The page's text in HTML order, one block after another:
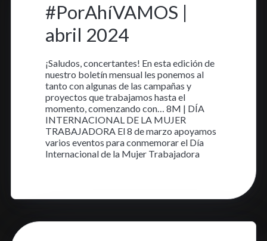
#PorAhíVAMOS |
abril 2024
¡Saludos, concertantes! En esta edición de
nuestro boletín mensual les ponemos al
tanto con algunas de las campañas y
proyectos que trabajamos hasta el
momento, comenzando con… 8M | DÍA
INTERNACIONAL DE LA MUJER
TRABAJADORA El 8 de marzo apoyamos
varios eventos para conmemorar el Día
Internacional de la Mujer Trabajadora